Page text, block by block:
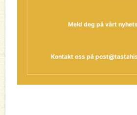
Meld deg på vårt
Kontakt oss på